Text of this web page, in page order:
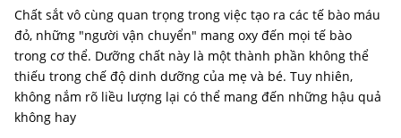
Chất sắt vô cùng quan trọng trong việc tạo ra các tế bào máu
đỏ, những "người vận chuyển" mang oxy đến mọi tế bào
trong cơ thể. Dưỡng chất này là một thành phần không thể
thiếu trong chế độ dinh dưỡng của mẹ và bé. Tuy nhiên,
không nắm rõ liều lượng lại có thể mang đến những hậu quả
không hay